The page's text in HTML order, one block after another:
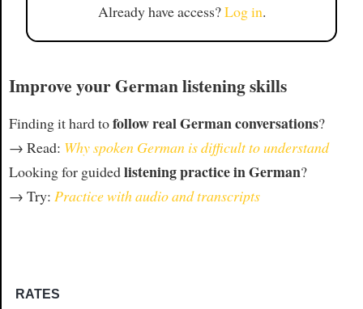
Already have access?Log in.
Improve your German listening skills
Finding it hard tofollow real German conversations?
→ Read: Why spoken German is difficult to understand
Looking for guidedlistening practice in German?
→ Try: Practice with audio and transcripts
RATES